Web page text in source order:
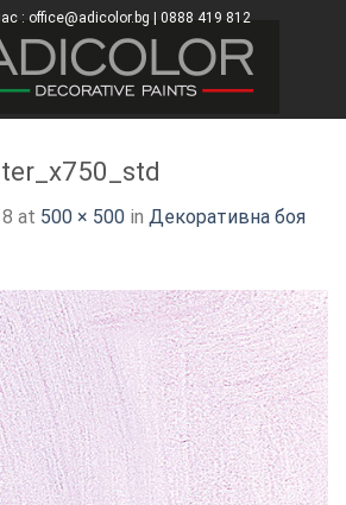
: office@adicolor.bg | 0888 419 812
at 500 × 500 in Декоративна боя